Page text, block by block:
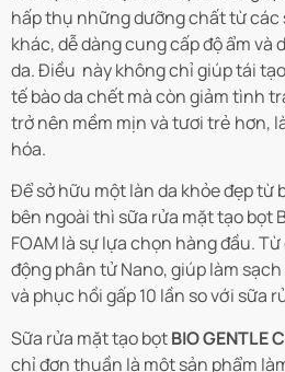
hấp thụ những dưỡng chất từ các
khác, dễ dàng cung cấp độ ẩm
da. Điều này không chỉ giúp tái
tế bào da chết mà còn giảm tình
trở nên mềm mịn và tươi trẻ hơn,
hóa.
Để sở hữu một làn da khỏe đẹp từ
bên ngoài thì sữa rửa mặt tạo bọt
FOAM là sự lựa chọn hàng đầu.
động phân tử Nano, giúp làm
và phục hồi gấp 10 lần so với sữa
Sữa rửa mặt tạo bọtBIO GENTLE
chỉ đơn thuần là một sản phẩm